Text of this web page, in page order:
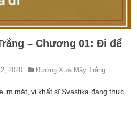
– Chương 01: Đi để
2020
Đường Xưa Mây Trắng
im mát, vị khất sĩ Svastika đang thực